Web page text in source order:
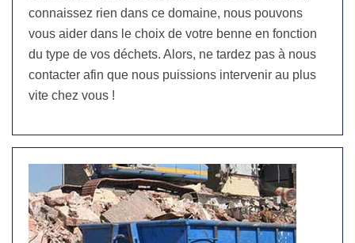
connaissez rien dans ce domaine, nous pouvons
vous aider dans le choix de votre benne en fonction
du type de vos déchets. Alors, ne tardez pas à nous
contacter afin que nous puissions intervenir au plus
vite chez vous !